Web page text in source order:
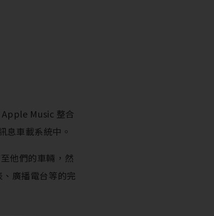
Apple Music 整合
息車載系統中。
他們的車輛，然
廣播電台等的完